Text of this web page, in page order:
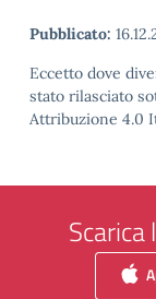
Pubblicato:
Eccetto dove
stato rilasciato
Attribuzione 4.0